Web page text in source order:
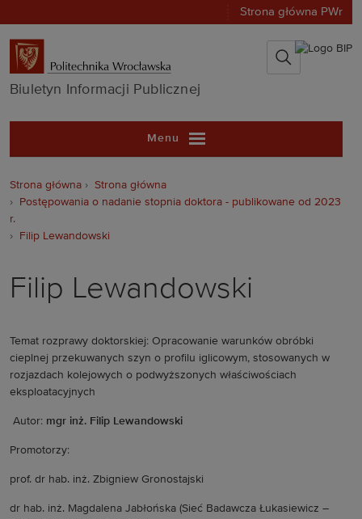
Strona główna PWr
Biuletyn
Biuletyn Informacji Publicznej
Menu
Strona główna
Strona główna
Postępowania o nadanie stopnia doktora - publikowane od 2023
r.
Filip Lewandowski
Filip Lewandowski
Temat rozprawy doktorskiej: Opracowanie warunków obróbki
cieplnej przekuwanych szyn o profilu iglicowym, stosowanych w
rozjazdach kolejowych o podwyższonych właściwościach
eksploatacyjnych
Autor: mgr inż. Filip Lewandowski
Promotorzy:
prof. dr hab. inż. Zbigniew Gronostajski
dr hab. inż. Magdalena Jabłońska (Sieć Badawcza Łukasiewicz –